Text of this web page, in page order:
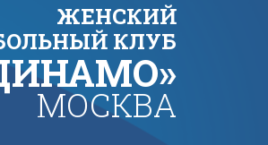
ЖЕНСКИЙ
КЛУБ
МОСКВА